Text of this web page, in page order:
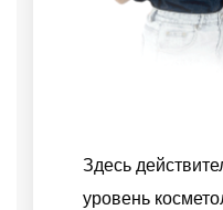
“
Здесь
уровень